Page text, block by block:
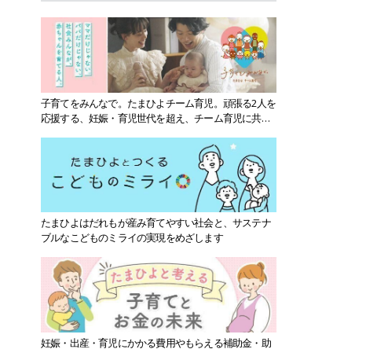
子育てをみんなで。たまひよチーム育児。頑張る2人を
応援する、妊娠・育児世代を超え、チーム育児に共感
たまひよはだれもが産み育てやすい社会と、サステナ
ブルなこどものミライの実現をめざします
妊娠・出産・育児にかかる費用やもらえる補助金・助